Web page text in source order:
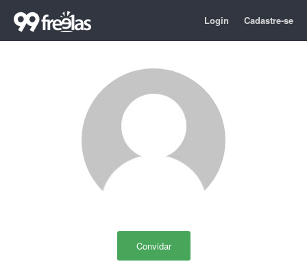
Login Cadastre-se
Convidar